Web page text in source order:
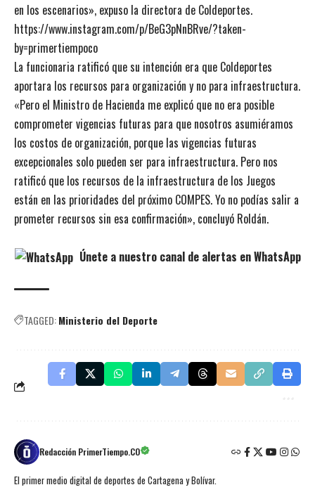
en los escenarios», expuso la directora de Coldeportes.
https://www.instagram.com/p/BeG3pNnBRve/?taken-
by=primertiempoco
La funcionaria ratificó que su intención era que Coldeportes
aportara los recursos para organización y no para infraestructura.
«Pero el Ministro de Hacienda me explicó que no era posible
comprometer vigencias futuras para que nosotros asumiéramos
los costos de organización, porque las vigencias futuras
excepcionales solo pueden ser para infraestructura. Pero nos
ratificó que los recursos de la infraestructura de los Juegos
están en las prioridades del próximo COMPES. Yo no podías salir a
prometer recursos sin esa confirmación», concluyó Roldán.
Únete a nuestro canal de alertas en WhatsApp
TAGGED:Ministerio del Deporte
Redacción PrimerTiempo.CO
El primer medio digital de deportes de Cartagena y Bolívar.